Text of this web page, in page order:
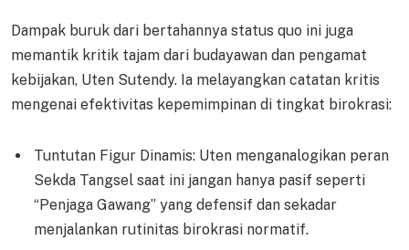
Dampak buruk dari bertahannya status quo ini juga
memantik kritik tajam dari budayawan dan pengamat
kebijakan, Uten Sutendy. Ia melayangkan catatan kritis
mengenai efektivitas kepemimpinan di tingkat birokrasi:
Tuntutan Figur Dinamis: Uten menganalogikan peran
Sekda Tangsel saat ini jangan hanya pasif seperti
“Penjaga Gawang” yang defensif dan sekadar
menjalankan rutinitas birokrasi normatif.